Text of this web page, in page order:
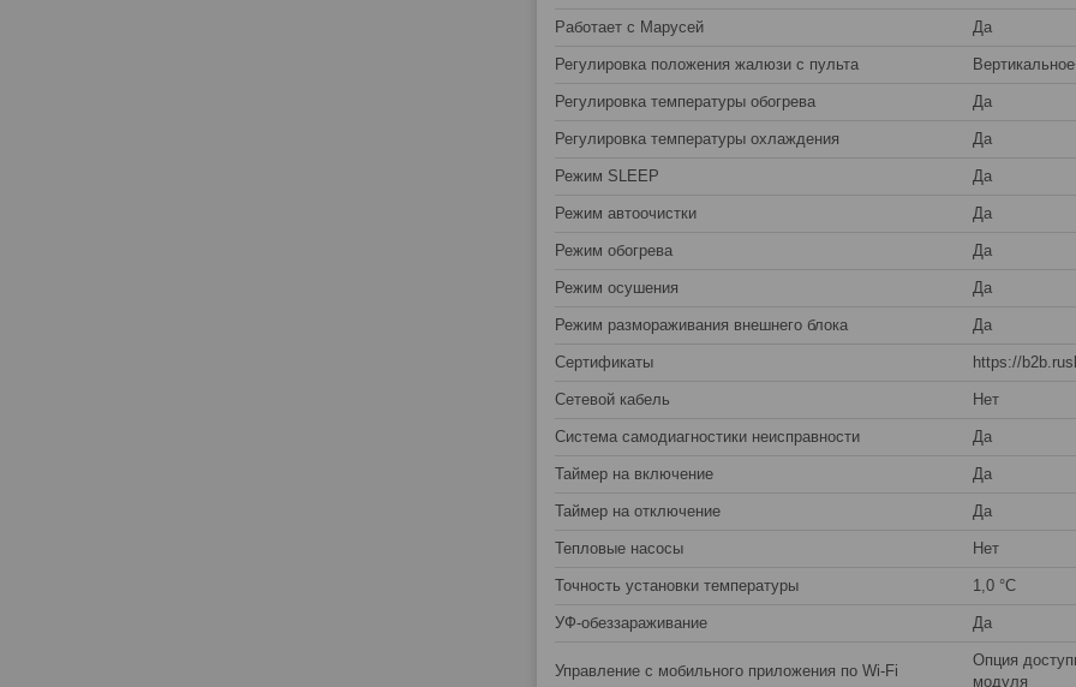
Работает с Марусей Да
Регулировка положения жалюзи с пульта
Регулировка температуры обогрева Да
Регулировка температуры охлаждения Да
Режим SLEEP Да
Режим автоочистки Да
Режим обогрева Да
Режим осушения Да
Режим размораживания внешнего блока Да
Сертификаты https://
Сетевой кабель Нет
Система самодиагностики неисправности Да
Таймер на включение Да
Таймер на отключение Да
Тепловые насосы Нет
Точность установки температуры 1,0 °С
УФ-обеззараживание Да
Управление c мобильного приложения по Wi-Fi
Опция
модуля